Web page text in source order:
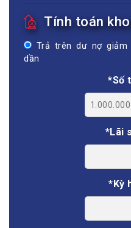
Tính toán
Trả trên dư nợ giảm
dần
*Số
*Lãi
*Kỳ